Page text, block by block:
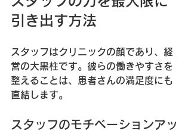
引き出す方法
スタッフはクリニックの顔であり、経
営の大黒柱です。彼らの働きやすさを
整えることは、患者さんの満足度にも
直結します。
スタッフのモチベーションアッ